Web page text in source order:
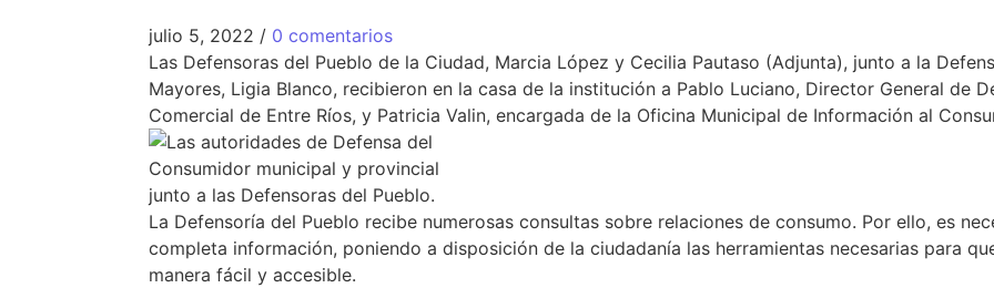
julio 5, 2022 / 0 comentarios
Las Defensoras del Pueblo de la Ciudad, Marcia López y Cecilia Pautaso (Adjunta), junto a la
Mayores, Ligia Blanco, recibieron en la casa de la institución a Pablo Luciano, Director General de
Comercial de Entre Ríos, y Patricia Valin, encargada de la Oficina Municipal de Información al
La Defensoría del Pueblo recibe numerosas consultas sobre relaciones de consumo. Por ello, es
completa información, poniendo a disposición de la ciudadanía las herramientas necesarias para
manera fácil y accesible.